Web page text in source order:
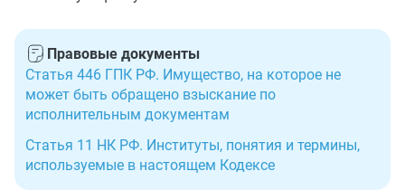
Правовые документы
Статья 446 ГПК РФ. Имущество, на которое не
может быть обращено взыскание по
исполнительным документам
Статья 11 НК РФ. Институты, понятия и термины,
используемые в настоящем Кодексе